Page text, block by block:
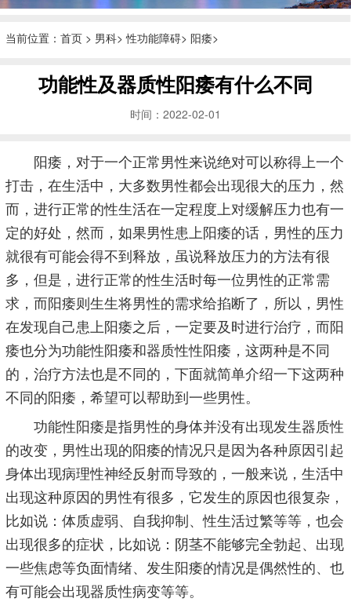
当前位置： 首页 > 男科>性功能障碍> 阳痿>
功能性及器质性阳痿有什么不同
时间：2022-02-01
阳痿，对于一个正常男性来说绝对可以称得上一个
打击，在生活中，大多数男性都会出现很大的压力，然
而，进行正常的性生活在一定程度上对缓解压力也有一
定的好处，然而，如果男性患上阳痿的话，男性的压力
就很有可能会得不到释放，虽说释放压力的方法有很
多，但是，进行正常的性生活时每一位男性的正常需
求，而阳痿则生生将男性的需求给掐断了，所以，男性
在发现自己患上阳痿之后，一定要及时进行治疗，而阳
痿也分为功能性阳痿和器质性性阳痿，这两种是不同
的，治疗方法也是不同的，下面就简单介绍一下这两种
不同的阳痿，希望可以帮助到一些男性。
功能性阳痿是指男性的身体并没有出现发生器质性
的改变，男性出现的阳痿的情况只是因为各种原因引起
身体出现病理性神经反射而导致的，一般来说，生活中
出现这种原因的男性有很多，它发生的原因也很复杂，
比如说：体质虚弱、自我抑制、性生活过繁等等，也会
出现很多的症状，比如说：阴茎不能够完全勃起、出现
一些焦虑等负面情绪、发生阳痿的情况是偶然性的、也
有可能会出现器质性病变等等。